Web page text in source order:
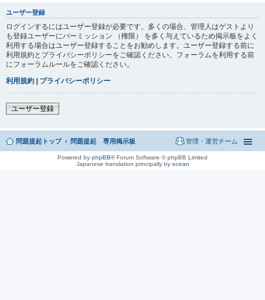
ユーザー登録
ログインするにはユーザー登録が必要です。多くの場合、管理人はゲストより
も登録ユーザーにパーミッション （権限） を多く与えているため掲示板をよく
利用する場合はユーザー登録することをお勧めします。ユーザー登録する前に
利用規約とプライバシーポリシーをご確認ください。フォーラムを利用する前
にフォーラムルールをご確認ください。
利用規約 | プライバシーポリシー
ユーザー登録
問題提起トップ 問題提起 専用掲示板 管理・運営チーム
Powered by phpBB® Forum Software © phpBB Limited
Japanese translation principally by ocean